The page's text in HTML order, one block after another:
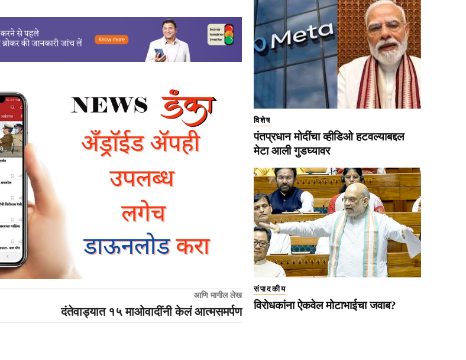
आणि मागील लेख
दंतेवाड्यात १५ माओवादींनी केलं आत्मसमर्पण
विशेष
पंतप्रधान मोदींचा व्हीडिओ हटवल्याबद्दल
मेटा आली गुडघ्यावर
संपादकीय
विरोधकांना ऐकवेल मोटाभाईचा जवाब?